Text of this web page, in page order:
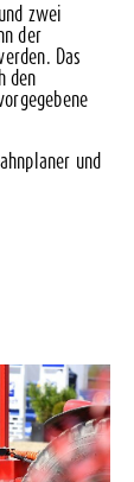
zwei
der
Das
den
und